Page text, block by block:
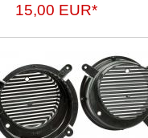
15,00 EUR*